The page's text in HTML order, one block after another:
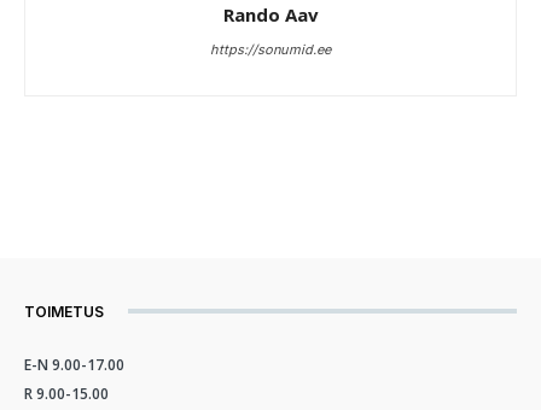
Rando Aav
https://sonumid.ee
TOIMETUS
E-N 9.00-17.00
R 9.00-15.00